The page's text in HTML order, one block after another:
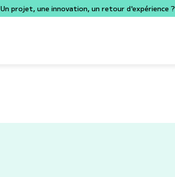
Un projet, une innovation, un retour d'expérience ?